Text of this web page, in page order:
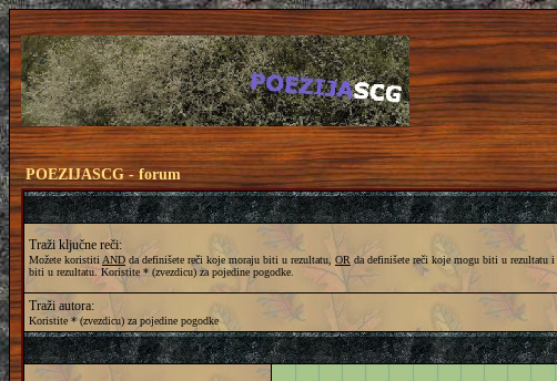
POEZIJASCG - forum
Traži ključne reči:
Možete koristiti AND da definišete reči koje moraju biti u rezultatu, OR da definišete reči koje mogu biti u rezultatu i
biti u rezultatu. Koristite * (zvezdicu) za pojedine pogodke.
Traži autora:
Koristite * (zvezdicu) za pojedine pogodke